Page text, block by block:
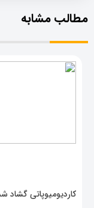
مطالب مشابه
کاردیومیوپاتی